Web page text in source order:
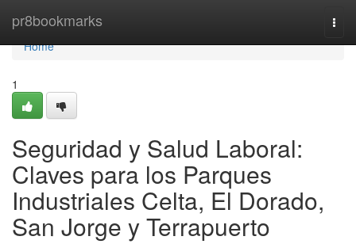
pr8bookmarks
Home
Home
1
Seguridad y Salud Laboral:
Claves para los Parques
Industriales Celta, El Dorado,
San Jorge y Terrapuerto